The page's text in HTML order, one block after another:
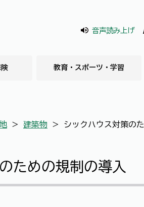
音声読み上げ
教育・スポーツ・学習
＞ 建築物 ＞ シックハウス対策の
ための規制の導入